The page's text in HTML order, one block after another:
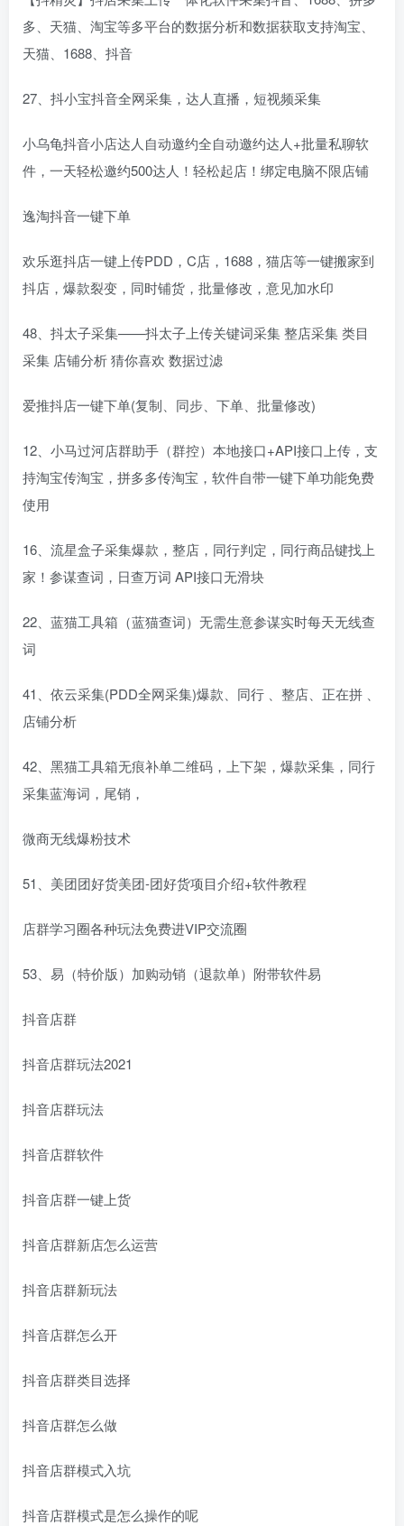
多、天猫、淘宝等多平台的数据分析和数据获取支持淘宝、
天猫、1688、抖音
27、抖小宝抖音全网采集，达人直播，短视频采集
小乌龟抖音小店达人自动邀约全自动邀约达人+批量私聊软
件，一天轻松邀约500达人！轻松起店！绑定电脑不限店铺
逸淘抖音一键下单
欢乐逛抖店一键上传PDD，C店，1688，猫店等一键搬家到
抖店，爆款裂变，同时铺货，批量修改，意见加水印
48、抖太子采集——抖太子上传关键词采集 整店采集 类目
采集 店铺分析 猜你喜欢 数据过滤
爱推抖店一键下单(复制、同步、下单、批量修改)
12、小马过河店群助手（群控）本地接口+API接口上传，支
持淘宝传淘宝，拼多多传淘宝，软件自带一键下单功能免费
使用
16、流星盒子采集爆款，整店，同行判定，同行商品键找上
家！参谋查词，日查万词 API接口无滑块
22、蓝猫工具箱（蓝猫查词）无需生意参谋实时每天无线查
词
41、依云采集(PDD全网采集)爆款、同行 、整店、正在拼 、
店铺分析
42、黑猫工具箱无痕补单二维码，上下架，爆款采集，同行
采集蓝海词，尾销，
微商无线爆粉技术
51、美团团好货美团-团好货项目介绍+软件教程
店群学习圈各种玩法免费进VIP交流圈
53、易（特价版）加购动销（退款单）附带软件易
抖音店群
抖音店群玩法2021
抖音店群玩法
抖音店群软件
抖音店群一键上货
抖音店群新店怎么运营
抖音店群新玩法
抖音店群怎么开
抖音店群类目选择
抖音店群怎么做
抖音店群模式入坑
抖音店群模式是怎么操作的呢